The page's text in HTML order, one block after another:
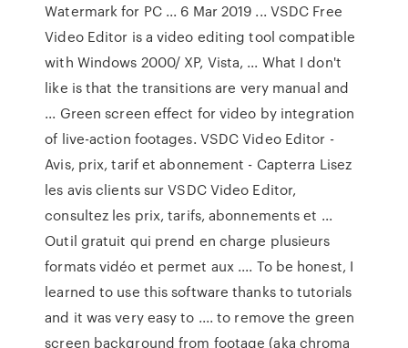
Watermark for PC ... 6 Mar 2019 ... VSDC Free
Video Editor is a video editing tool compatible
with Windows 2000/ XP, Vista, ... What I don't
like is that the transitions are very manual and
... Green screen effect for video by integration
of live-action footages. VSDC Video Editor -
Avis, prix, tarif et abonnement - Capterra Lisez
les avis clients sur VSDC Video Editor,
consultez les prix, tarifs, abonnements et ...
Outil gratuit qui prend en charge plusieurs
formats vidéo et permet aux .... To be honest, I
learned to use this software thanks to tutorials
and it was very easy to .... to remove the green
screen background from footage (aka chroma